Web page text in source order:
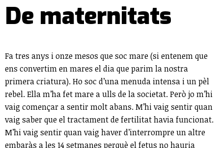
De maternitats
Fa tres anys i onze mesos que soc mare (si entenem que
ens convertim en mares el dia que parim la nostra
primera criatura). Ho soc d’una menuda intensa i un pèl
rebel. Ella m’ha fet mare a ulls de la societat. Però jo m’hi
vaig començar a sentir molt abans. M’hi vaig sentir quan
vaig saber que el tractament de fertilitat havia funcionat.
M’hi vaig sentir quan vaig haver d’interrompre un altre
embaràs a les 14 setmanes perquè el fetus no hauria